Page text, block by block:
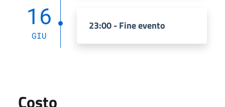
16
GIU
23:00 - Fine evento
Costo